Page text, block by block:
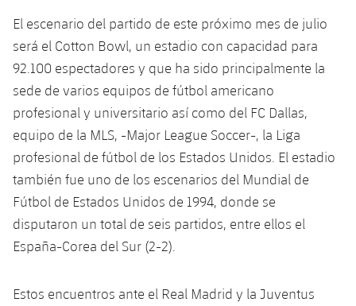
El escenario del partido de este próximo mes de julio
será el Cotton Bowl, un estadio con capacidad para
92.100 espectadores y que ha sido principalmente la
sede de varios equipos de fútbol americano
profesional y universitario así como del FC Dallas,
equipo de la MLS, -Major League Soccer-, la Liga
profesional de fútbol de los Estados Unidos. El estadio
también fue uno de los escenarios del Mundial de
Fútbol de Estados Unidos de 1994, donde se
disputaron un total de seis partidos, entre ellos el
España-Corea del Sur (2-2).
Estos encuentros ante el Real Madrid y la Juventus